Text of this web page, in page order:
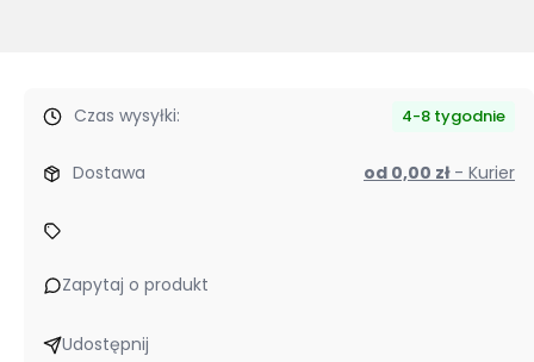
Czas wysyłki: 4-8 tygodnie
Dostawa od 0,00 zł - Kurier
Zapytaj o produkt
Udostępnij